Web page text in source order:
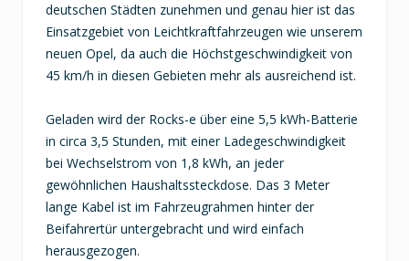
deutschen Städten zunehmen und genau hier ist das
Einsatzgebiet von Leichtkraftfahrzeugen wie unserem
neuen Opel, da auch die Höchstgeschwindigkeit von
45 km/h in diesen Gebieten mehr als ausreichend ist.
Geladen wird der Rocks-e über eine 5,5 kWh-Batterie
in circa 3,5 Stunden, mit einer Ladegeschwindigkeit
bei Wechselstrom von 1,8 kWh, an jeder
gewöhnlichen Haushaltssteckdose. Das 3 Meter
lange Kabel ist im Fahrzeugrahmen hinter der
Beifahrertür untergebracht und wird einfach
herausgezogen.